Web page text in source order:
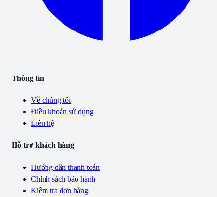
Thông tin
Về chúng tôi
Điều khoản sử dụng
Liên hệ
Hỗ trợ khách hàng
Hướng dẫn thanh toán
Chính sách bảo hành
Kiểm tra đơn hàng